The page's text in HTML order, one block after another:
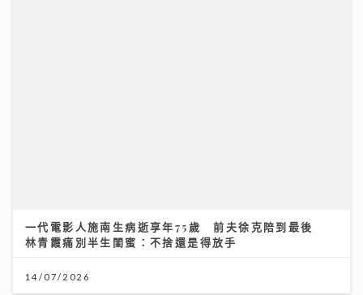
一代電影人施南生病逝享年75歲 前夫徐克陪到最後
林青霞痛別半生閨蜜：不捨還是得放手
14/07/2026